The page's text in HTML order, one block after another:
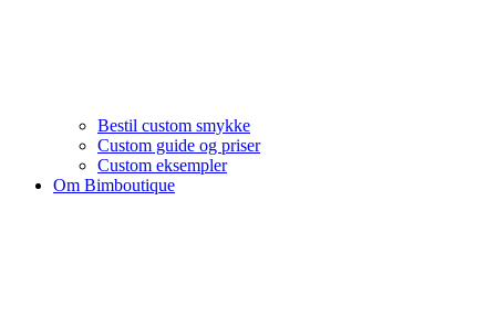
Bestil custom smykke
Custom guide og priser
Custom eksempler
Om Bimboutique